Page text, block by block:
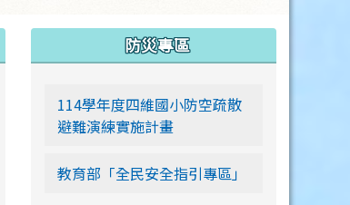
link to https://siwei-family.work-
防災專區
114學年度四維國小防空疏散
避難演練實施計畫
教育部「全民安全指引專區」